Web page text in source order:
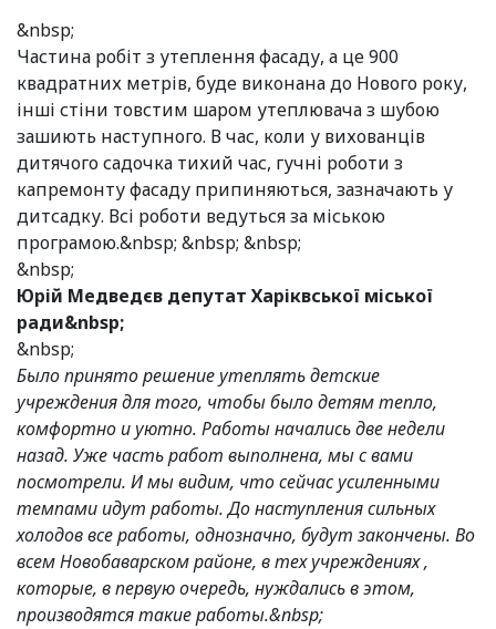
&nbsp;
Частина робіт з утеплення фасаду, а це 900
квадратних метрів, буде виконана до Нового року,
інші стіни товстим шаром утеплювача з шубою
зашиють наступного. В час, коли у вихованців
дитячого садочка тихий час, гучні роботи з
капремонту фасаду припиняються, зазначають у
дитсадку. Всі роботи ведуться за міською
програмою.&nbsp; &nbsp; &nbsp;
&nbsp;
Юрій Медведєв депутат Харіквської міської
ради&nbsp;
&nbsp;
Было принято решение утеплять детские
учреждения для того, чтобы было детям тепло,
комфортно и уютно. Работы начались две недели
назад. Уже часть работ выполнена, мы с вами
посмотрели. И мы видим, что сейчас усиленными
темпами идут работы. До наступления сильных
холодов все работы, однозначно, будут закончены. Во
всем Новобаварском районе, в тех учреждениях ,
которые, в первую очередь, нуждались в этом,
производятся такие работы.&nbsp;